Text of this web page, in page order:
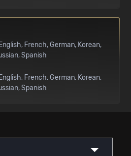
English French German Korean
Spanish
English French German Korean
Spanish